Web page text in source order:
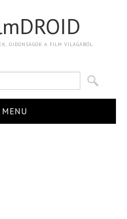
ÚJDONSÁGOK A FILM VILÁGÁBÓL.
MENU